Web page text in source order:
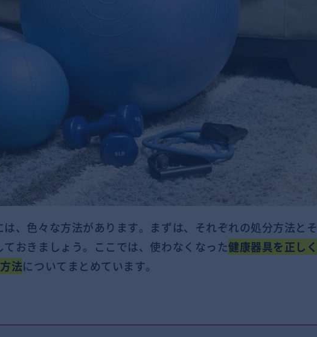
、色々な方法があります。まずは、それぞれの処分方法とそ
おきましょう。ここでは、使わなくなった健康器具を正しく
法についてまとめています。